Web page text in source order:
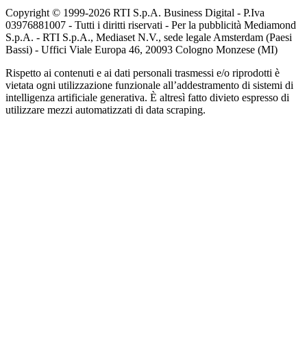
Copyright © 1999-2026 RTI S.p.A. Business Digital - P.Iva
03976881007 - Tutti i diritti riservati - Per la pubblicità Mediamond
S.p.A. - RTI S.p.A., Mediaset N.V., sede legale Amsterdam (Paesi
Bassi) - Uffici Viale Europa 46, 20093 Cologno Monzese (MI)
Rispetto ai contenuti e ai dati personali trasmessi e/o riprodotti è
vietata ogni utilizzazione funzionale all’addestramento di sistemi di
intelligenza artificiale generativa. È altresì fatto divieto espresso di
utilizzare mezzi automatizzati di data scraping.